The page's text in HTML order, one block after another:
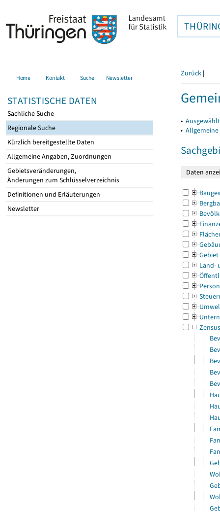
Home Kontakt Suche Newsletter
STATISTISCHE DATEN
Sachliche Suche
Regionale Suche
Kürzlich bereitgestellte Daten
Allgemeine Angaben, Zuordnungen
Gebietsveränderungen,
Änderungen zum Schlüsselverzeichnis
Definitionen und Erläuterungen
Newsletter
Zurück |
▸
▸
Gebiet
Land-
Zensus